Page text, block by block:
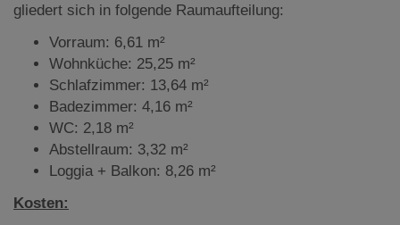
gliedert sich in folgende Raumaufteilung:
Vorraum: 6,61 m²
Wohnküche: 25,25 m²
Schlafzimmer: 13,64 m²
Badezimmer: 4,16 m²
WC: 2,18 m²
Abstellraum: 3,32 m²
Loggia + Balkon: 8,26 m²
Kosten: